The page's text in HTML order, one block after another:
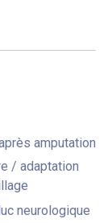
amputation
/ adaptation
neurologique